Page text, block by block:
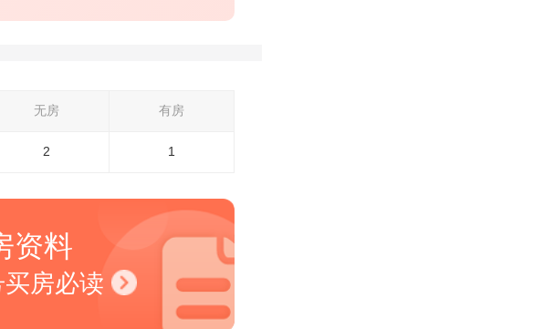
无房 有房
2 1
资料
房必读